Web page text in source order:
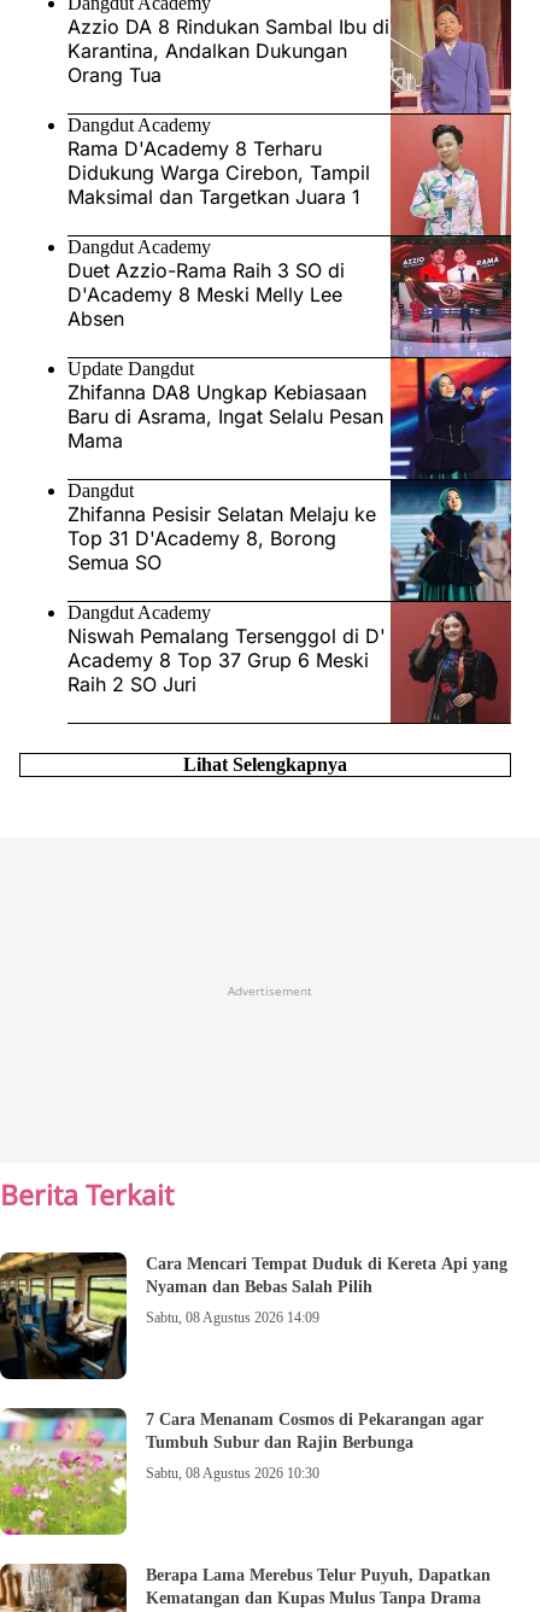
Azzio DA 8 Rindukan Sambal Ibu di
Karantina, Andalkan Dukungan
Orang Tua
Dangdut Academy
Rama D'Academy 8 Terharu
Didukung Warga Cirebon, Tampil
Maksimal dan Targetkan Juara 1
Dangdut Academy
Duet Azzio-Rama Raih 3 SO di
D'Academy 8 Meski Melly Lee
Absen
Update Dangdut
Zhifanna DA8 Ungkap Kebiasaan
Baru di Asrama, Ingat Selalu Pesan
Mama
Dangdut
Zhifanna Pesisir Selatan Melaju ke
Top 31 D'Academy 8, Borong
Semua SO
Dangdut Academy
Niswah Pemalang Tersenggol di D'
Academy 8 Top 37 Grup 6 Meski
Raih 2 SO Juri
Lihat Selengkapnya
Advertisement
Berita Terkait
Cara Mencari Tempat Duduk di Kereta Api yang
Nyaman dan Bebas Salah Pilih
Sabtu, 08 Agustus 2026 14:09
7 Cara Menanam Cosmos di Pekarangan agar
Tumbuh Subur dan Rajin Berbunga
Sabtu, 08 Agustus 2026 10:30
Berapa Lama Merebus Telur Puyuh, Dapatkan
Kematangan dan Kupas Mulus Tanpa Drama